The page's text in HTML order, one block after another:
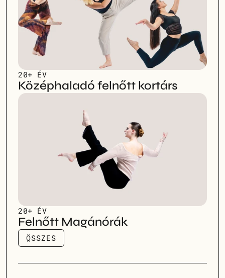
20+ ÉV
Középhaladó felnőtt kortárs
20+ ÉV
Felnőtt Magánórák
ÖSSZES
ÖSSZES